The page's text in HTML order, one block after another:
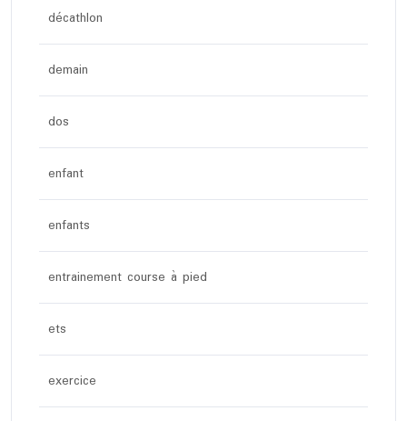
décathlon
demain
dos
enfant
enfants
entrainement course à pied
ets
exercice